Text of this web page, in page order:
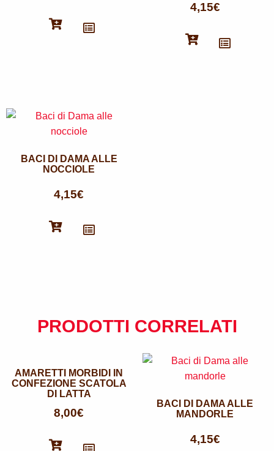
4,15€
BACI DI DAMA ALLE
NOCCIOLE
4,15€
PRODOTTI CORRELATI
AMARETTI MORBIDI IN
CONFEZIONE SCATOLA
DI LATTA
8,00€
BACI DI DAMA ALLE
MANDORLE
4,15€